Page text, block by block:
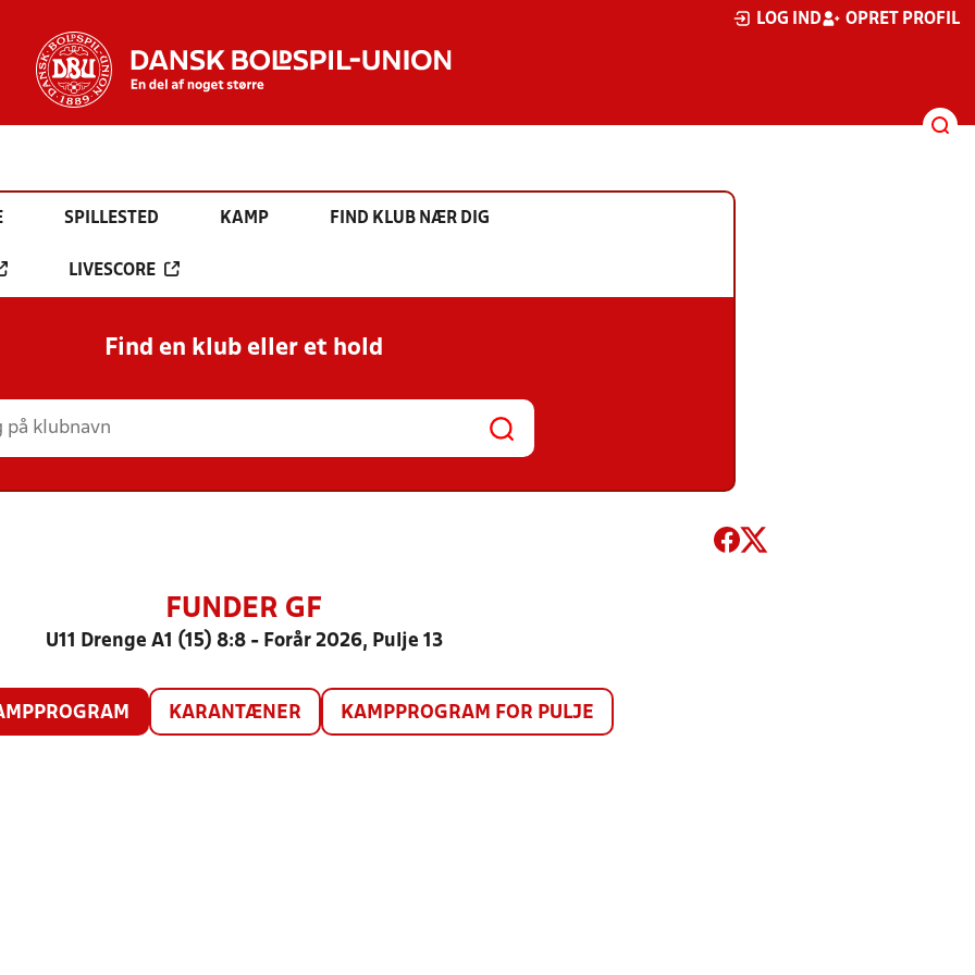
LOG IND OPRET PROFIL
SPILLESTED KAMP FIND KLUB NÆR DIG
LIVESCORE
Find en klub eller et hold
FUNDER GF
U11 Drenge A1 (15) 8:8 - Forår 2026, Pulje 13
KARANTÆNER KAMPPROGRAM FOR PULJE